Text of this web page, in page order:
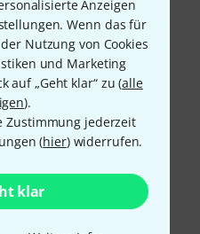
Anzeigen
Wenn das für
Nutzung von Cookies
und Marketing
auf „Geht klar“ zu (alle
).
Zustimmung jederzeit
(hier) widerrufen.
klar
5%
236 €